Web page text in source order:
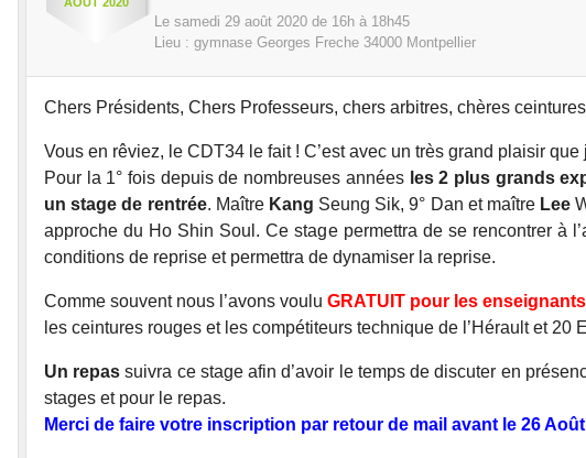
Le samedi 29 août 2020 de 16h à 18h45
Lieu : gymnase Georges Freche 34000 Montpellier
Chers Présidents, Chers Professeurs, chers arbitres, chères
Vous en rêviez, le CDT34 le fait ! C’est avec un très grand plaisir
Pour la 1° fois depuis de nombreuses années les 2 plus grands
un stage de rentrée. Maître Kang Seung Sik, 9° Dan et maître Lee
approche du Ho Shin Soul. Ce stage permettra de se rencontrer à
conditions de reprise et permettra de dynamiser la reprise.
Comme souvent nous l’avons voulu GRATUIT pour les
les ceintures rouges et les compétiteurs technique de l’Hérault et 20
Un repas suivra ce stage afin d’avoir le temps de discuter en
stages et pour le repas.
Merci de faire votre inscription par retour de mail avant le 26 Août